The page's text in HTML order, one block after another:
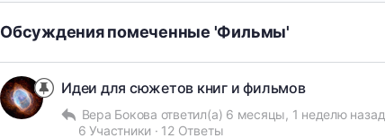
Обсуждения помеченные 'Фильмы'
Идеи для сюжетов книг и фильмов
Вера Бокова ответил(а) 6 месяцы, 1 неделю назад
6 Участники · 12 Ответы